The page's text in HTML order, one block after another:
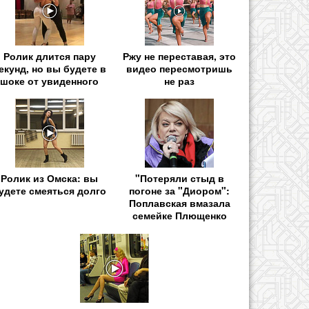
Ролик длится пару
но вы будете в
шоке от увиденного
Ржу не переставая, это
видео пересмотришь
не раз
Ролик из Омска: вы
смеяться долго
"Потеряли стыд в
погоне за "Диором":
Поплавская вмазала
семейке Плющенко